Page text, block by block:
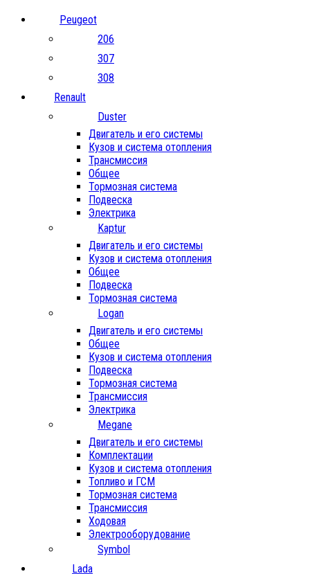
Peugeot
206
307
308
Renault
Duster
Двигатель и его системы
Кузов и система отопления
Трансмиссия
Общее
Тормозная система
Подвеска
Электрика
Kaptur
Двигатель и его системы
Кузов и система отопления
Общее
Подвеска
Тормозная система
Logan
Двигатель и его системы
Общее
Кузов и система отопления
Подвеска
Тормозная система
Трансмиссия
Электрика
Megane
Двигатель и его системы
Комплектации
Кузов и система отопления
Топливо и ГСМ
Тормозная система
Трансмиссия
Ходовая
Электрооборудование
Symbol
Lada